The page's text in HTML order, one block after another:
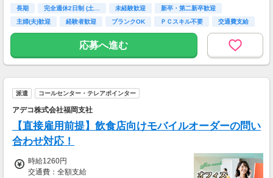
長期 完全週休2日制 (土… 未経験歓迎
新卒・第二新卒歓迎
主婦(夫)歓迎
経験者歓迎 ブランクOK ＰＣスキル不要 交通費支給
応募へ進む
派遣 コールセンター・テレアポインター
アデコ株式会社福岡支社
【直接雇用前提】飲食店向けモバイルオーダーの問い
合わせ対応！
時給1260円
交通費：全額支給